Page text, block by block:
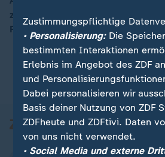
zahlreiche Flüge von und nach
Portugal ausfallen.
Zustimmungspflichtige
• Personalisierung:Die
bestimmten Interaktionen
Erlebnis im Angebot des ZDF
und
Dabei personalisieren wir
Basis deiner Nutzung von ZDF
ZDFheute und ZDFtivi. Daten
von uns nicht verwendet.
• Social Media und externe